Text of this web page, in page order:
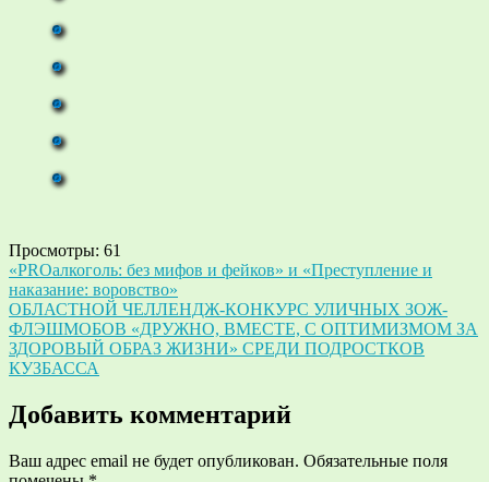
Просмотры: 61
Навигация
по
записям
«PROалкоголь: без мифов и фейков» и «Преступление и
наказание: воровство»
ОБЛАСТНОЙ ЧЕЛЛЕНДЖ-КОНКУРС УЛИЧНЫХ ЗОЖ-
ФЛЭШМОБОВ «ДРУЖНО, ВМЕСТЕ, С ОПТИМИЗМОМ ЗА
ЗДОРОВЫЙ ОБРАЗ ЖИЗНИ» СРЕДИ ПОДРОСТКОВ
КУЗБАССА
Добавить комментарий
Ваш адрес email не будет опубликован. Обязательные поля